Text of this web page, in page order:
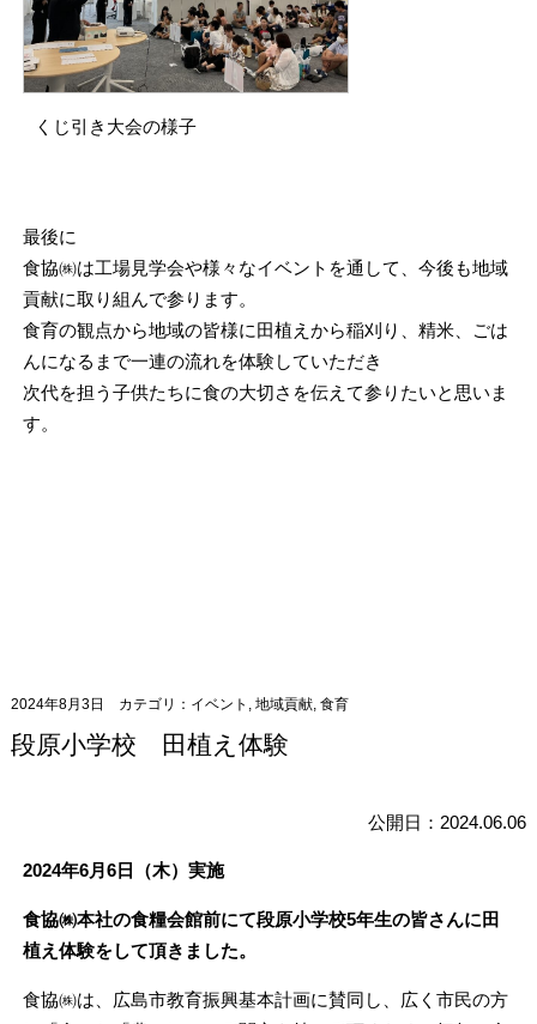
くじ引き大会の様子
最後に
食協㈱は工場見学会や様々なイベントを通して、今後も地域
貢献に取り組んで参ります。
食育の観点から地域の皆様に田植えから稲刈り、精米、ごは
んになるまで一連の流れを体験していただき
次代を担う子供たちに食の大切さを伝えて参りたいと思いま
す。
2024年8月3日 カテゴリ： イベント 地域貢献, 食育
段原小学校 田植え体験
公開日：2024.06.06
2024年6月6日（木）実施
食協㈱本社の食糧会館前にて段原小学校5年生の皆さんに田
植え体験をして頂きました。
食協㈱は、広島市教育振興基本計画に賛同し、広く市民の方